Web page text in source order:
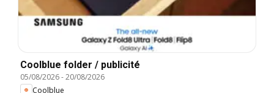
Coolblue folder / publicité
05/08/2026-20/08/2026
Coolblue